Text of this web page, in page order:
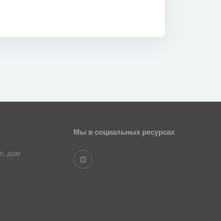
дом
Мы в социальных ресурсах